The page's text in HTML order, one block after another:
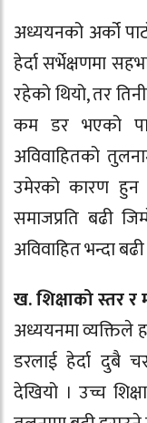
अध्ययनको अर्को
हेर्दा सर्भेक्षणमा
रहेको थियो, तर
कम डर भएको
अविवाहितको
उमेरको कारण
समाजप्रति बढी
अविवाहित भन्दा
ख. शिक्षाको स्तर
अध्ययनमा व्यक्तिले
डरलाई हेर्दा दुबै
देखियो । उच्च